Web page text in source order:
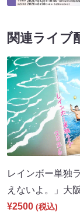
関連ライブ
レインボー単独
えないよ。」大
¥2500 (税込)